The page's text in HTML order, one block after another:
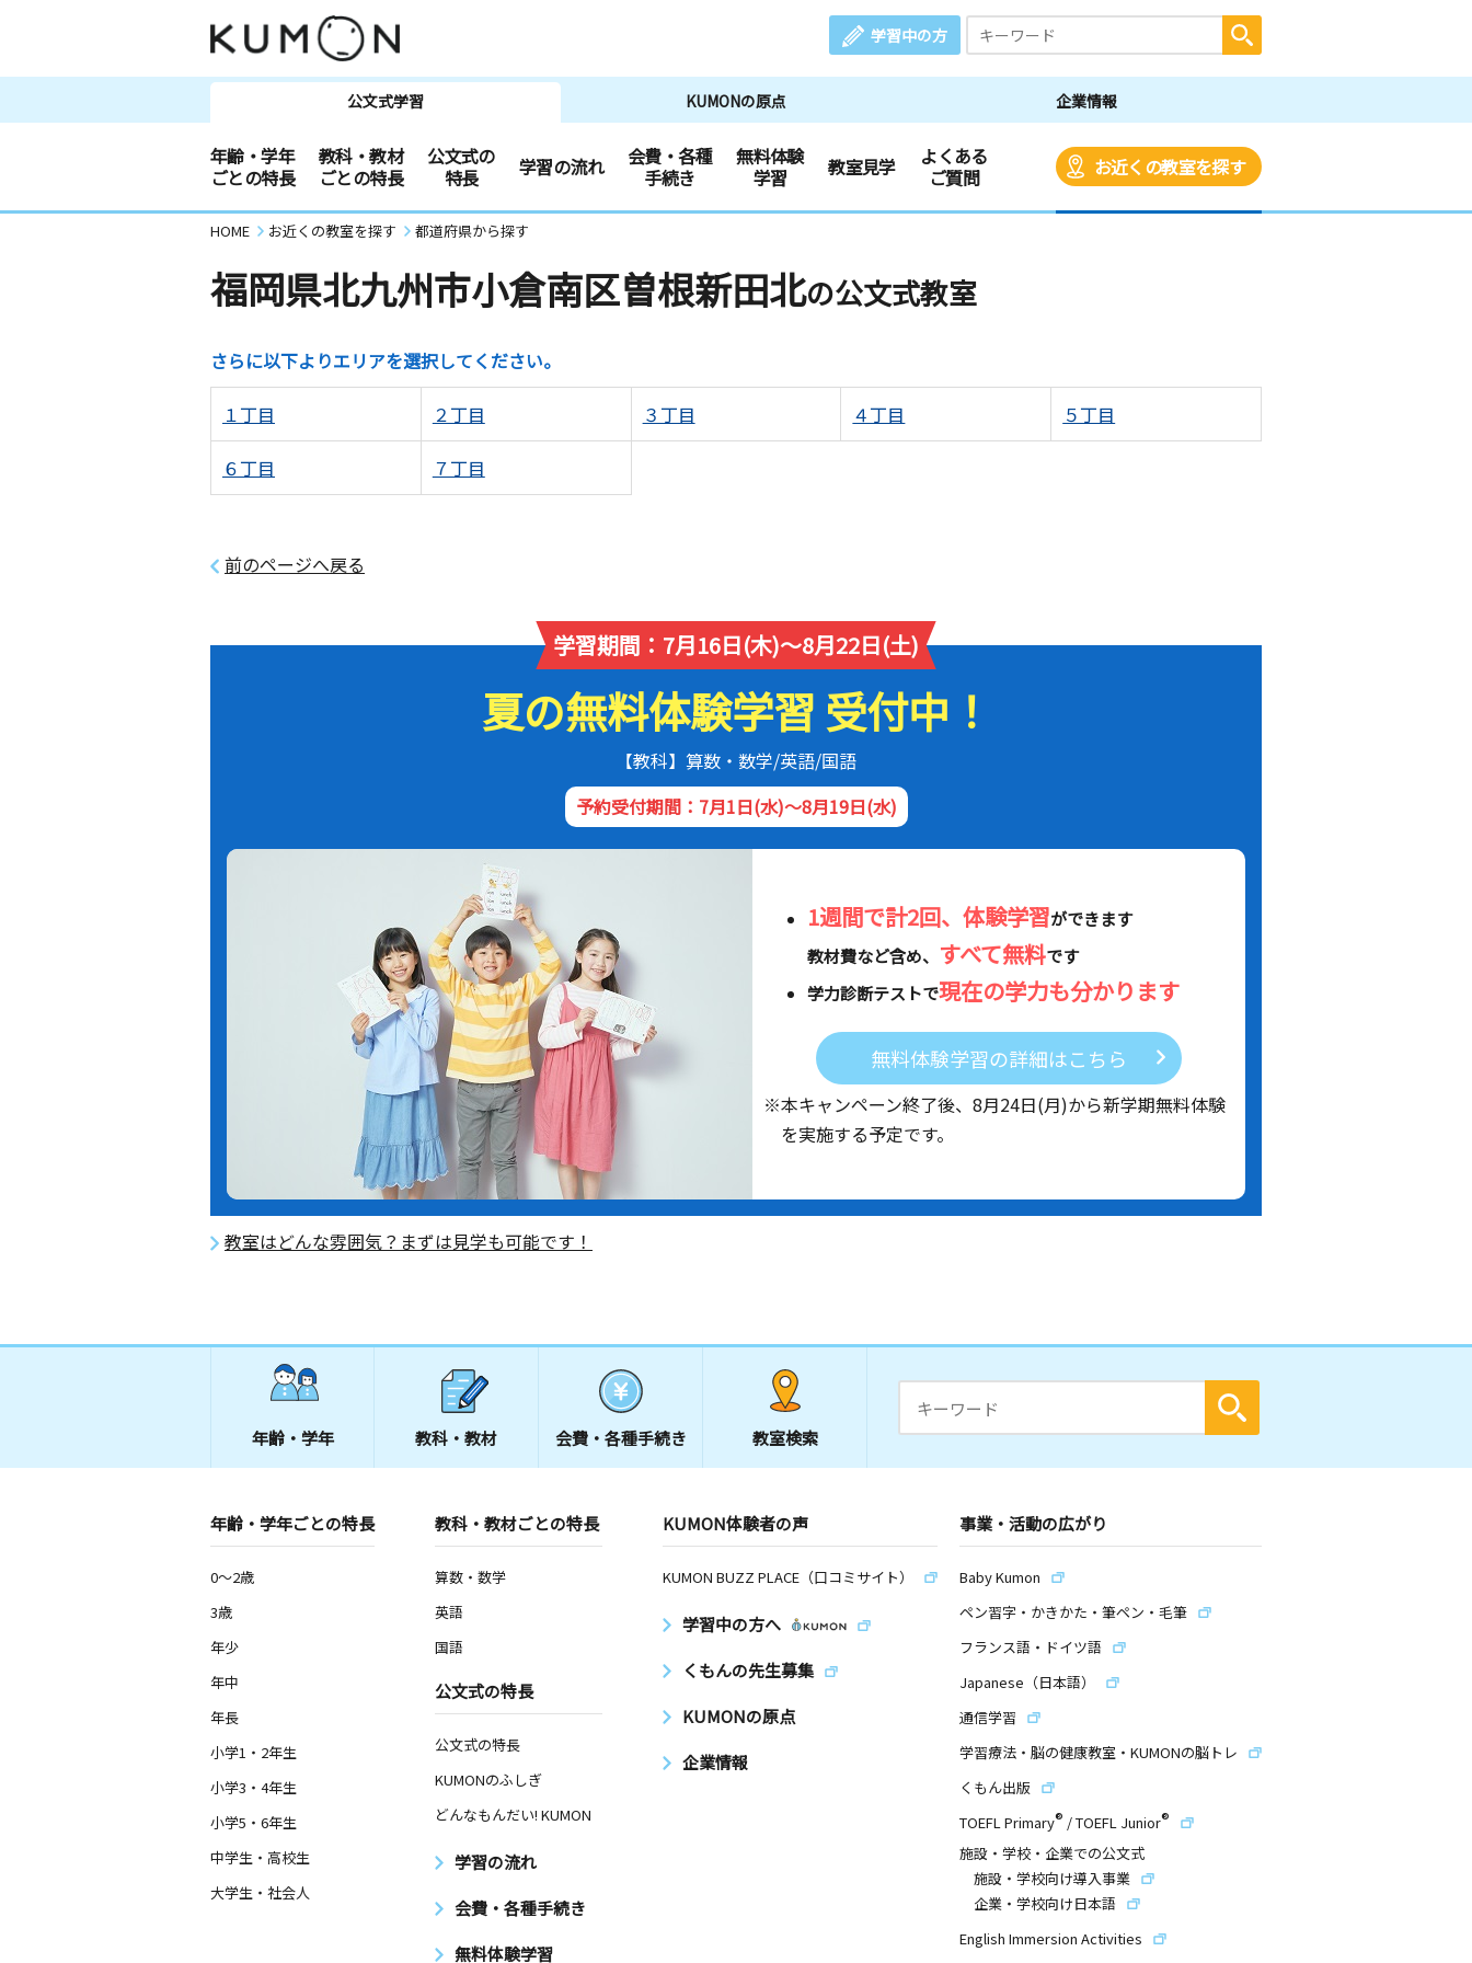
学習中の方
公文式学習 KUMONの原点 企業情報
年齢・学年
ごとの特長
教科・教材
ごとの特長
公文式の
特長
学習の流れ
会費・各種
手続き
無料体験
学習
教室見学
よくある
ご質問
お近くの教室を探す
HOME お近くの教室を探す 都道府県から探す
福岡県北九州市小倉南区曽根新田北の公文式教室
さらに以下よりエリアを選択してください。
１丁目 ２丁目 ３丁目 ４丁目 ５丁目
６丁目 ７丁目
前のページへ戻る
学習期間：7月16日(木)～8月22日(土)
夏の無料体験学習 受付中！
【教科】算数・数学/英語/国語
予約受付期間：7月1日(水)～8月19日(水)
1週間で計2回、体験学習ができます
教材費など含め、 すべて無料です
学力診断テストで現在の学力も分かります
無料体験学習の詳細はこちら
※本キャンペーン終了後、 8月24日(月)から新学期無料体験
を実施する予定です。
教室はどんな雰囲気？まずは見学も可能です！
年齢・学年 教科・教材 会費・ 各種手続き 教室検索
年齢・学年ごとの特長
0～2歳
3歳
年少
年中
年長
小学1・2年生
小学3・4年生
小学5・6年生
中学生・高校生
大学生・社会人
教科・教材ごとの特長
算数・数学
英語
国語
公文式の特長
公文式の特長
KUMONのふしぎ
どんなもんだい! KUMON
学習の流れ
会費・各種手続き
無料体験学習
KUMON体験者の声
KUMON BUZZ PLACE（口コミサイト）
学習中の方へ
くもんの先生募集
KUMONの原点
企業情報
事業・活動の広がり
Baby Kumon
ペン習字・かきかた・筆ペン・毛筆
フランス語・ドイツ語
Japanese（日本語）
通信学習
学習療法・脳の健康教室・KUMONの脳トレ
くもん出版
TOEFL Primary® /TOEFL Junior®
施設・学校・企業での公文式
施設・学校向け導入事業
企業・学校向け日本語
English Immersion Activities